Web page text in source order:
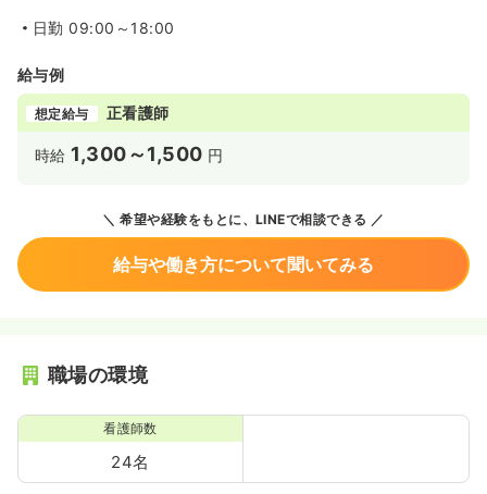
日勤 09:00～18:00
給与例
想定給与 正看護師
時給 1,300～1,500 円
希望や経験をもとに、LINEで相談できる
給与や働き方について聞いてみる
職場の環境
看護師数
24名